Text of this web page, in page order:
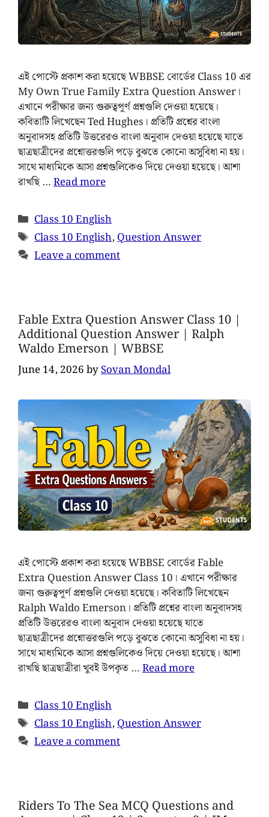
এই পোস্টে প্রকাশ করা হয়েছে WBBSE বোর্ডের Class 10 এর
My Own True Family Extra Question Answer।
এখানে পরীক্ষার জন্য গুরুত্বপূর্ণ প্রশ্নগুলি দেওয়া হয়েছে।
কবিতাটি লিখেছেন Ted Hughes। প্রতিটি প্রশ্নের বাংলা
অনুবাদসহ প্রতিটি উত্তরেরও বাংলা অনুবাদ দেওয়া হয়েছে যাতে
ছাত্রছাত্রীদের প্রশ্নোত্তরগুলি পড়ে বুঝতে কোনো অসুবিধা না হয়।
সাথে মাধ্যমিকে আসা প্রশ্নগুলিকেও দিয়ে দেওয়া হয়েছে। আশা
রাখছি …Read more
Class 10 English
Class 10 English,Question Answer
Leave a comment
Fable Extra Question Answer Class 10 |
Additional Question Answer | Ralph
Waldo Emerson | WBBSE
June 14, 2026bySovan Mondal
এই পোস্টে প্রকাশ করা হয়েছে WBBSE বোর্ডের Fable
Extra Question Answer Class 10। এখানে পরীক্ষার
জন্য গুরুত্বপূর্ণ প্রশ্নগুলি দেওয়া হয়েছে। কবিতাটি লিখেছেন
Ralph Waldo Emerson। প্রতিটি প্রশ্নের বাংলা অনুবাদসহ
প্রতিটি উত্তরেরও বাংলা অনুবাদ দেওয়া হয়েছে যাতে
ছাত্রছাত্রীদের প্রশ্নোত্তরগুলি পড়ে বুঝতে কোনো অসুবিধা না হয়।
সাথে মাধ্যমিকে আসা প্রশ্নগুলিকেও দিয়ে দেওয়া হয়েছে। আশা
রাখছি ছাত্রছাত্রীরা খুবই উপকৃত …Read more
Class 10 English
Class 10 English,Question Answer
Leave a comment
Riders To The Sea MCQ Questions and